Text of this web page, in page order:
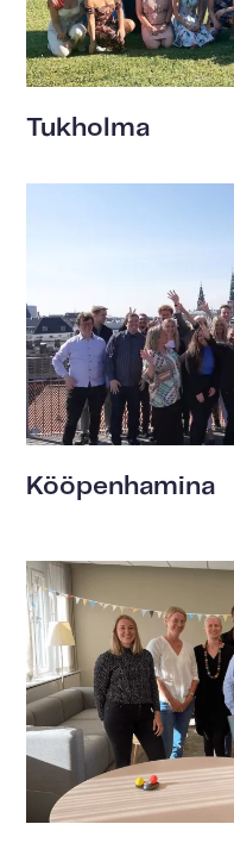
Tukholma
Kööpenhamina